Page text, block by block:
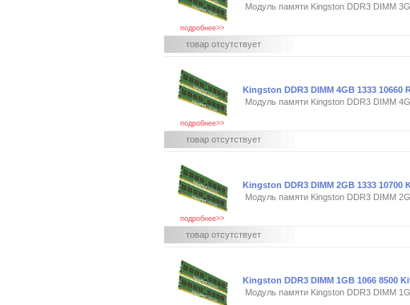
подробнее>>
Модуль памяти Kingston DDR3 DIMM
товар отсутствует
подробнее>>
Kingston DDR3 DIMM 4GB 1333 10660
Модуль памяти Kingston DDR3 DIMM
товар отсутствует
подробнее>>
Kingston DDR3 DIMM 2GB 1333 10700
Модуль памяти Kingston DDR3 DIMM
товар отсутствует
Kingston DDR3 DIMM 1GB 1066 8500
Модуль памяти Kingston DDR3 DIMM